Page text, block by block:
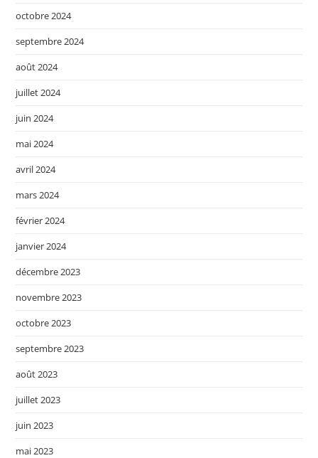
octobre 2024
septembre 2024
août 2024
juillet 2024
juin 2024
mai 2024
avril 2024
mars 2024
février 2024
janvier 2024
décembre 2023
novembre 2023
octobre 2023
septembre 2023
août 2023
juillet 2023
juin 2023
mai 2023